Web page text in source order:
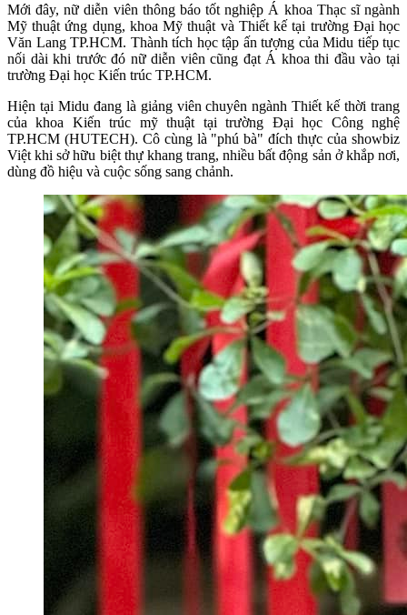
Mới đây, nữ diễn viên thông báo tốt nghiệp Á khoa Thạc sĩ ngành
Mỹ thuật ứng dụng, khoa Mỹ thuật và Thiết kế tại trường Đại học
Văn Lang TP.HCM. Thành tích học tập ấn tượng của Midu tiếp tục
nối dài khi trước đó nữ diễn viên cũng đạt Á khoa thi đầu vào tại
trường Đại học Kiến trúc TP.HCM.
Hiện tại Midu đang là giảng viên chuyên ngành Thiết kế thời trang
của khoa Kiến trúc mỹ thuật tại trường Đại học Công nghệ
TP.HCM (HUTECH). Cô cùng là "phú bà" đích thực của showbiz
Việt khi sở hữu biệt thự khang trang, nhiều bất động sản ở khắp nơi,
dùng đồ hiệu và cuộc sống sang chảnh.